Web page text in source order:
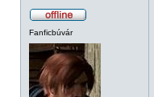
Fanficbúvár